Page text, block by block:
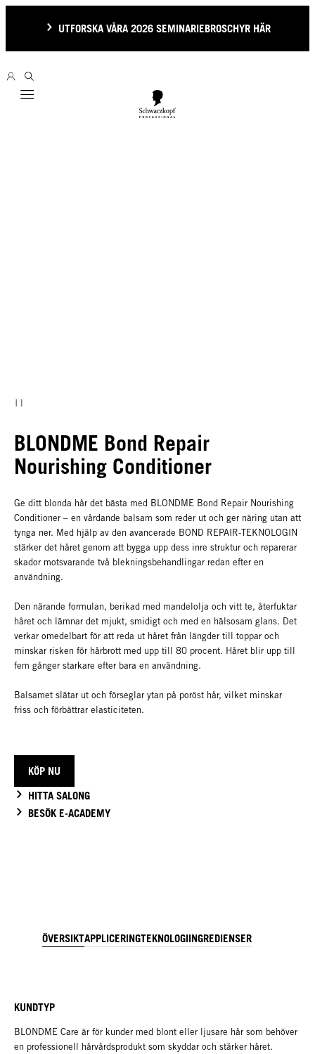
UTFORSKA VÅRA 2026 SEMINARIEBROSCHYR HÄR
Mobile navigation
BLONDME Bond Repair
Nourishing Conditioner
Ge ditt blonda hår det bästa med BLONDME Bond Repair Nourishing
Conditioner – en vårdande balsam som reder ut och ger näring utan att
tynga ner. Med hjälp av den avancerade BOND REPAIR-TEKNOLOGIN
stärker det håret genom att bygga upp dess inre struktur och reparerar
skador motsvarande två blekningsbehandlingar redan efter en
användning.
Den närande formulan, berikad med mandelolja och vitt te, återfuktar
håret och lämnar det mjukt, smidigt och med en hälsosam glans. Det
verkar omedelbart för att reda ut håret från längder till toppar och
minskar risken för hårbrott med upp till 80 procent. Håret blir upp till
fem gånger starkare efter bara en användning.
Balsamet slätar ut och förseglar ytan på poröst hår, vilket minskar
friss och förbättrar elasticiteten.
KÖP NU
HITTA SALONG
BESÖK E-ACADEMY
ÖVERSIKTAPPLICERINGTEKNOLOGIINGREDIENSER
KUNDTYP
BLONDME Care är för kunder med blont eller ljusare hår som behöver
en professionell hårvårdsprodukt som skyddar och stärker håret.